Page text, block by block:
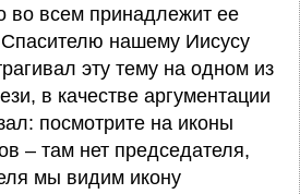
во всем принадлежит ее
нашему Иисусу
эту тему на одном из
в качестве аргументации
посмотрите на иконы
– там нет председателя,
мы видим икону